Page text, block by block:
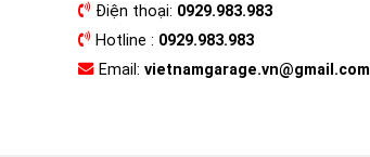
Điện thoại: 0929.983.983
Hotline : 0929.983.983
Email: vietnamgarage.vn@gmail.com